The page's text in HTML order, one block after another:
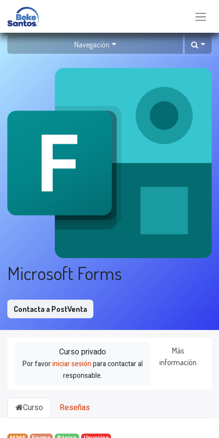
Navegación
Microsoft Forms
Contacta a PostVenta
Curso privado
Por favoriniciar sesiónpara contactar al
responsable.
Más
información
Curso Reseñas